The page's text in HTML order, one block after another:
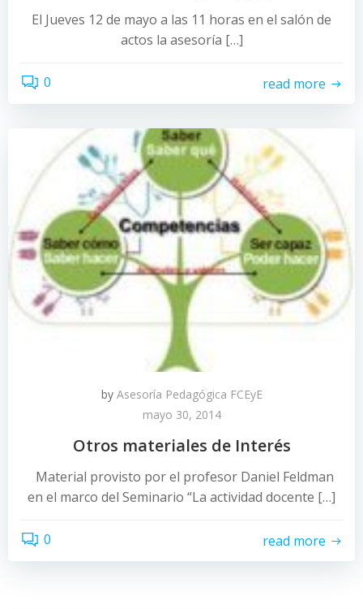
El Jueves 12 de mayo a las 11 horas en el salón de
actos la asesoría […]
0 read more
by Asesoría Pedagógica FCEyE
mayo 30, 2014
Otros materiales de Interés
Material provisto por el profesor Daniel Feldman
en el marco del Seminario “La actividad docente […]
0 read more